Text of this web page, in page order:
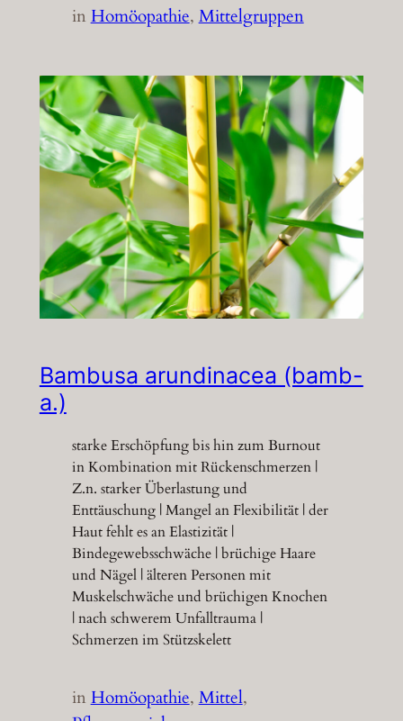
inHomöopathie, Mittelgruppen
Bambusa arundinacea (bamb-
a.)
starke Erschöpfung bis hin zum Burnout
in Kombination mit Rückenschmerzen |
Z.n. starker Überlastung und
Enttäuschung | Mangel an Flexibilität | der
Haut fehlt es an Elastizität |
Bindegewebsschwäche | brüchige Haare
und Nägel | älteren Personen mit
Muskelschwäche und brüchigen Knochen
| nach schwerem Unfalltrauma |
Schmerzen im Stützskelett
inHomöopathie, Mittel